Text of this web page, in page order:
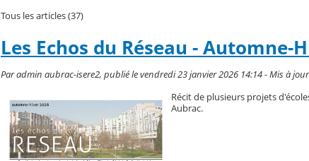
Tous les articles (37)
Les Echos du Réseau - Automne-
Par admin aubrac-isere2, publié le vendredi 23 janvier 2026 14:14 - Mis à
Récit de plusieurs projets
Aubrac.